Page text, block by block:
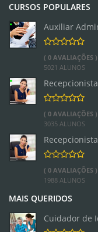
CURSOS POPULARES
Auxiliar
( 0 AVALIAÇÕES )
5021 ALUNOS
( 0 AVALIAÇÕES )
3035 ALUNOS
Recepcionista
( 0 AVALIAÇÕES )
1988 ALUNOS
MAIS QUERIDOS
Cuidador de